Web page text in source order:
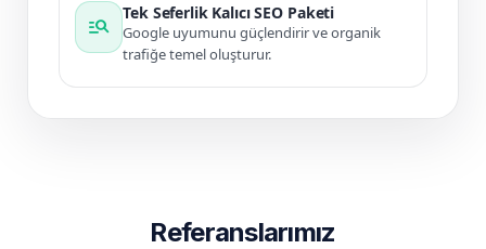
manage_search
Tek Seferlik Kalıcı SEO Paketi
Google uyumunu güçlendirir ve organik
trafiğe temel oluşturur.
Referanslarımız